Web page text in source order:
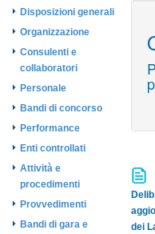
Disposizioni generali
Organizzazione
Consulenti e
collaboratori
Personale
Bandi di concorso
Performance
Enti controllati
Attività e
procedimenti
Provvedimenti
Bandi di gara e
dei